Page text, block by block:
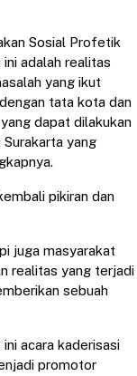
Sosial Profetik
adalah realitas
yang ikut
tata kota dan
dapat dilakukan
yang
pikiran dan
juga masyarakat
realitas yang terjadi
sebuah
acara kaderisasi
promotor